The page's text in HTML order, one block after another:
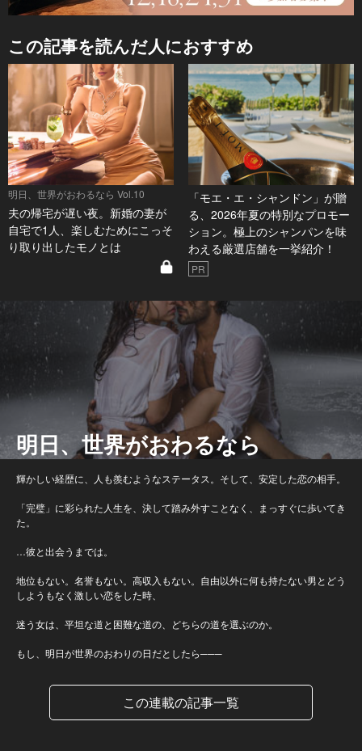
この記事を読んだ人におすすめ
明日、世界がおわるなら Vol.10
夫の帰宅が遅い夜。新婚の妻が
自宅で1人、楽しむためにこっそ
り取り出したモノとは
「モエ・エ・シャンドン」が贈
る、2026年夏の特別なプロモー
ション。極上のシャンパンを味
わえる厳選店舗を一挙紹介！
PR
明日、世界がおわるなら
輝かしい経歴に、人も羨むようなステータス。そして、安定した恋の相手。
「完璧」に彩られた人生を、決して踏み外すことなく、まっすぐに歩いてき
た。
…彼と出会うまでは。
地位もない。名誉もない。高収入もない。自由以外に何も持たない男とどう
しようもなく激しい恋をした時、
迷う女は、平坦な道と困難な道の、どちらの道を選ぶのか。
もし、明日が世界のおわりの日だとしたら───
この連載の記事一覧